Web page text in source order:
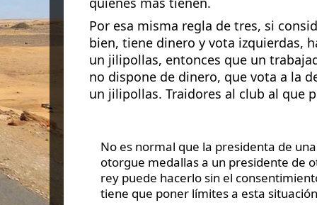
Por esa misma regla de tres, si
bien, tiene dinero y vota izquierdas,
un jilipollas, entonces que un
no dispone de dinero, que vota a la
un jilipollas. Traidores al club al que
No es normal que la presidenta de
otorgue medallas a un presidente de
rey puede hacerlo sin el
tiene que poner límites a esta